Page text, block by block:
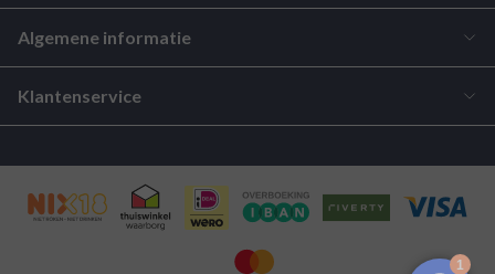
Algemene informatie
Klantenservice